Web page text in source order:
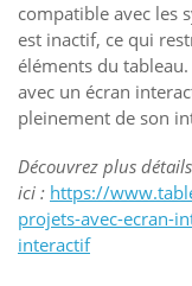
compatible avec les
est inactif, ce qui
éléments du
avec un écran
pleinement de son
Découvrez plus
ici : https://
projets-avec-ecran-
interactif